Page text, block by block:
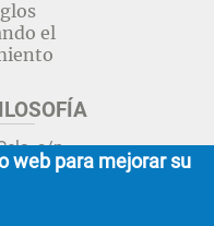
el
s/n.
web para mejorar su